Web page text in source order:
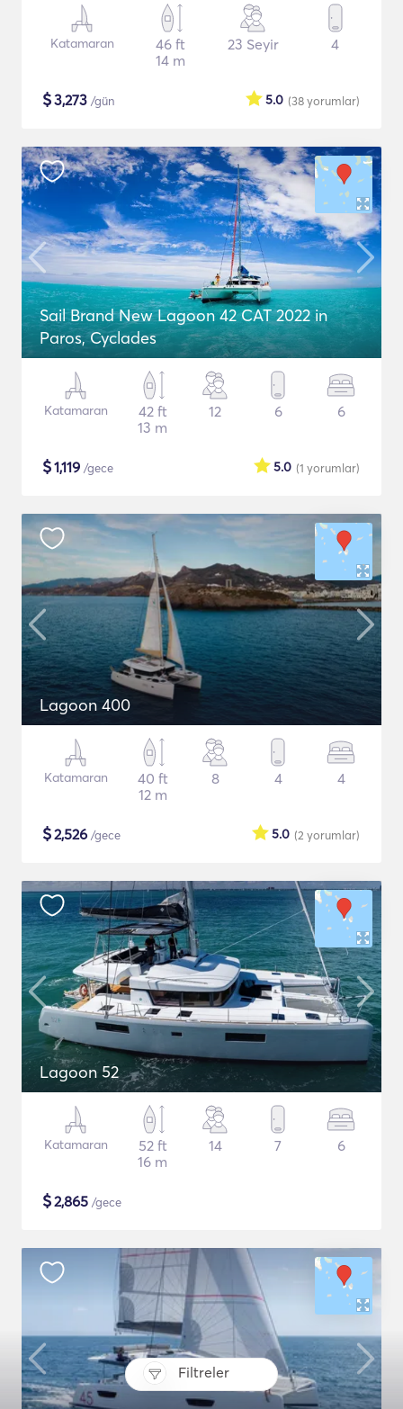
Filtreler
Katamaran
46 ft
14 m
23 Seyir 4
$3,273 /gün (38yorumlar)
5.0
Sail Brand New Lagoon 42 CAT 2022 in
Paros, Cyclades
Katamaran
42 ft
13 m
12 6 6
$1,119 /gece (1 yorumlar)
5.0
Lagoon 400
Katamaran
40 ft
12 m
8 4 4
$2,526 /gece (2 yorumlar)
5.0
Lagoon 52
Katamaran
52 ft
16 m
14 7 6
$2,865 /gece